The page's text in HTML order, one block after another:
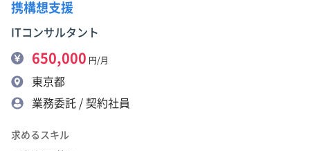
携構想支援
ITコンサルタント
650,000 円/月
東京都
業務委託 / 契約社員
求めるスキル